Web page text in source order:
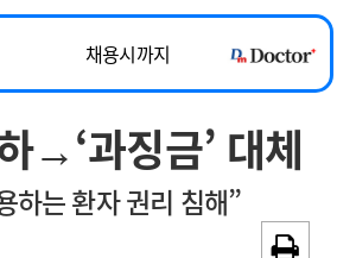
정책/통계 공시
채용시까지
~2026-08-15
~2026-08-31
채용시까지
→‘과징금’ 대체
하는 환자 권리 침해”